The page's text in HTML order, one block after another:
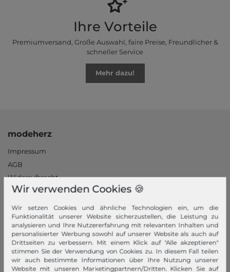
Ihre Vorteile
Premiumversand, Große Auswahl, faire Preise, Freundlicher &
schneller Service
Mehr dazu!
modeherz
Impressum
AGB
Widerrufsrecht
Datenschutzerklärung
Datenschutzeinstellungen
Barrierefreiheitserklärung
Jobs
Unsere Stores
Mein Konto
Wir verwenden Cookies 🍪
Wir setzen Cookies und ähnliche Technologien ein, um die
Funktionalität unserer Website sicherzustellen, die Leistung zu
analysieren und Ihre Nutzererfahrung mit relevanten Inhalten und
personalisierter Werbung sowohl auf unserer Website als auch auf
Drittseiten zu verbessern. Mit einem Klick auf "Alle akzeptieren"
stimmen Sie der Verwendung von Cookies zu. In diesem Fall teilen
wir auch bestimmte Informationen über Ihre Nutzung unserer
Website mit unseren Marketingpartnern/Dritten. Klicken Sie auf